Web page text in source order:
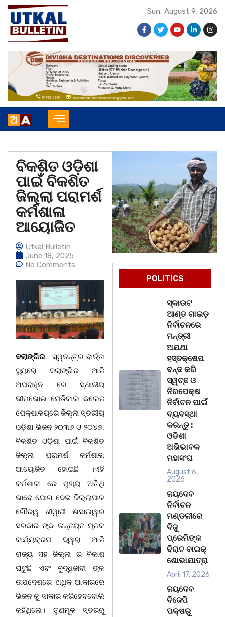
Sun, August 9, 2026
ବିକଶିତ ଓଡ଼ିଶା
ପାଇଁ ବିକଶିତ
ଜିଲ୍ଲା ପରାମର୍ଶ
କର୍ମଶାଳା
ଆୟୋଜିତ
Utkal Bulletin
June 18, 2025
No Comments
ବଲାଙ୍ଗିର: ସ୍ୱତନ୍ତ୍ର ବାର୍ତ୍ତା
ବ୍ୟୁରୋ ବଲାଙ୍ଗିର ଆଜି
ଅପରାହ୍ନ ରେ ସ୍ଥାନୀୟ
ଭୀମଭୋଇ ମେଡିକାଲ କଲେଜ
ପେକ୍ଷାଳୟରେ ଜିଲ୍ଲା ସ୍ତରୀୟ
ଓଡ଼ିଶା ଭିଜନ ୨୦୩୬ ଓ ୨୦୪୭,
ବିକଶିତ ଓଡ଼ିଶା ପାଇଁ ବିକଶିତ
ଜିଲ୍ଲା ପରାମର୍ଶ କର୍ମଶାଳା
ଆୟୋଜିତ ହୋଇଛି ।ଏହି
କର୍ମଶାଳା ରେ ମୁଖ୍ୟ ଅତିଥି
ଭାବେ ଯୋଗ ଦେଇ ଜିଲ୍ଲାପାଳ
ଗୌରୱ ଶୀୱାଜୀ ଈସାଲୱାର
ସରକାର ଙ୍କ ଉନ୍ନୟନ ମୂଳକ
କାର୍ଯ୍ୟକ୍ରମ ଦ୍ୱାରା ଆଜି
ରାଜ୍ୟ ସହ ଜିଲ୍ଲା ର ବିକାଶ
ଘଟୁଛି ଏବଂ ବୁଦ୍ଧିଜୀବୀ ଙ୍କ
ଉପଦେଶରେ ଅଧିକ ଆକାରରେ
ଭିଜନ କୁ ସାକାର କରିହେବବୋଲି
କହିଥିଲେ। ତୃଣମୂଳ ସ୍ତରରୁ
POLITICS
ସ୍କାଉଟ
ଆଣ୍ଡ ଗାଇଡ଼
ନିର୍ବାଚନରେ
ମନ୍ତ୍ରୀ
ଅଯଥା
ହସ୍ତକ୍ଷେପ
ବନ୍ଦ କରି
ସ୍ୱଚ୍ଛ ଓ
ନିରପେକ୍ଷ
ନିର୍ବାଚନ ପାଇଁ
ବ୍ୟବସ୍ଥା
କରନ୍ତୁ :
ଓଡିଶା
ଅଭିଭାବକ
ମହାସଂଘ
August 6,
2026
ଜୟଦେବ
ନିର୍ବାଚନ
ମଣ୍ଡଳୀରେ
ବିଜୁ
ପ୍ରେମିଙ୍କ
ବିରାଟ ବାଇକ୍
ଶୋଭାଯାତ୍ରା
April 17, 2026
ଜୟଦେବ
ବିଜେପି
ପକ୍ଷରୁ